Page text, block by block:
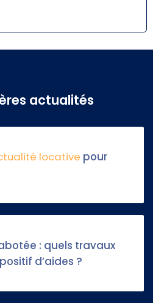
actualités
locative pour
: quels travaux
d’aides ?